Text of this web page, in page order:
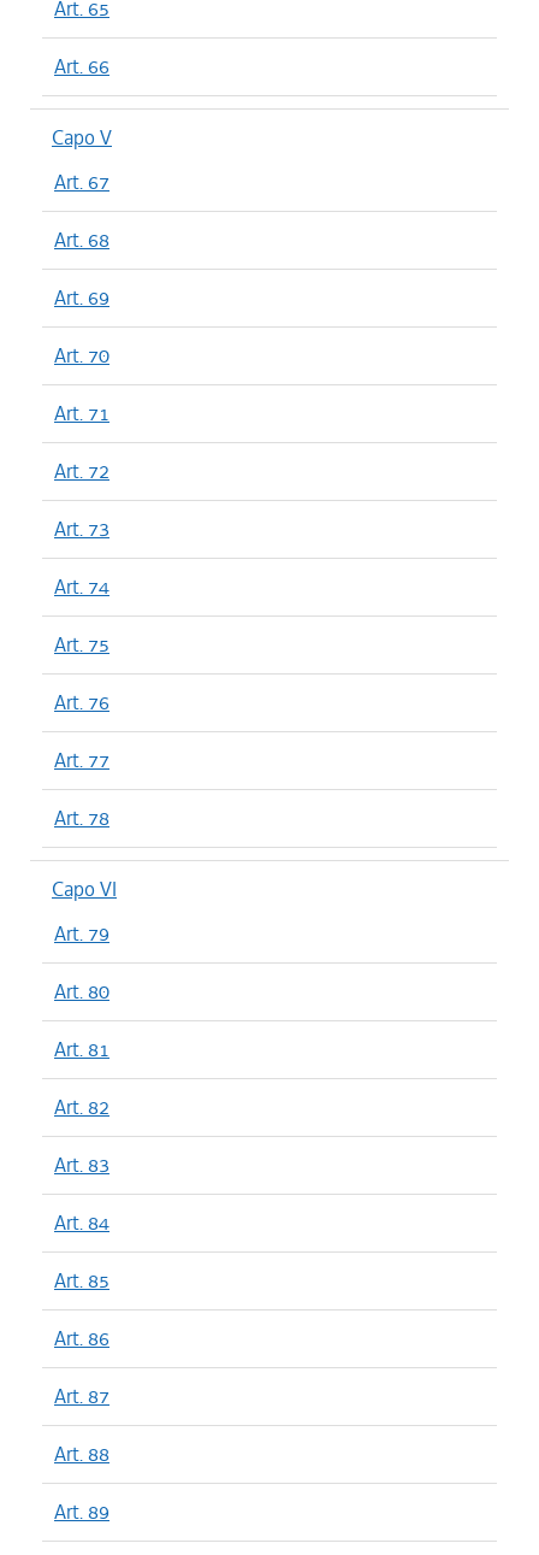
Art. 65
Art. 66
Capo V
Art. 67
Art. 68
Art. 69
Art. 70
Art. 71
Art. 72
Art. 73
Art. 74
Art. 75
Art. 76
Art. 77
Art. 78
Capo VI
Art. 79
Art. 80
Art. 81
Art. 82
Art. 83
Art. 84
Art. 85
Art. 86
Art. 87
Art. 88
Art. 89